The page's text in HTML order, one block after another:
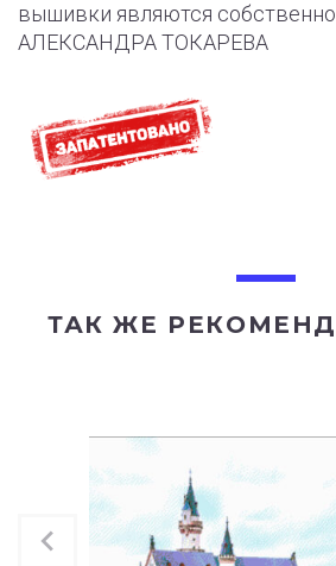
вышивки являются
АЛЕКСАНДРА ТОКАРЕВА
ТАК ЖЕ